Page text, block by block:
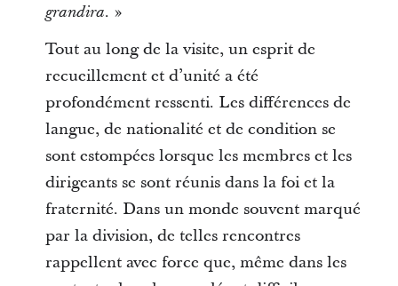
grandira. »
Tout au long de la visite, un esprit de
recueillement et d’unité a été
profondément ressenti. Les différences de
langue, de nationalité et de condition se
sont estompées lorsque les membres et les
dirigeants se sont réunis dans la foi et la
fraternité. Dans un monde souvent marqué
par la division, de telles rencontres
rappellent avec force que, même dans les